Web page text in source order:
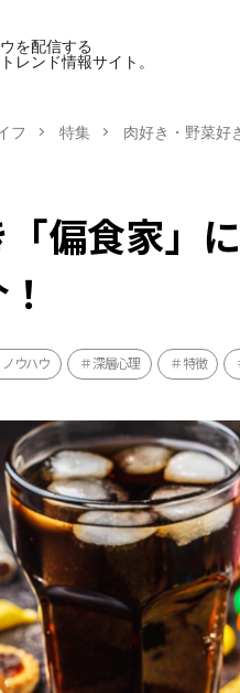
を配信する
レンド情報サイト。
フ 特集 肉好き・野菜好
「偏食家」
ノウハウ 深層心理 特徴